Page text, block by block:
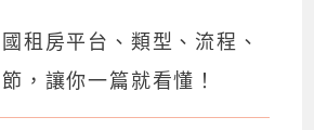
租房平台、類型、流程、
，讓你一篇就看懂！